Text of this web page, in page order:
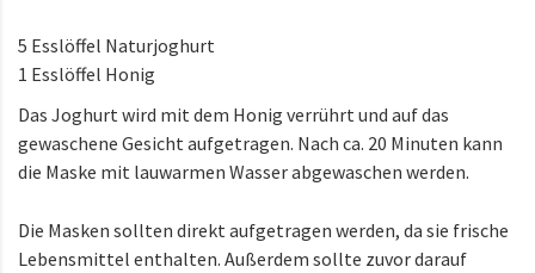
5 Esslöffel Naturjoghurt
1 Esslöffel Honig
Das Joghurt wird mit dem Honig verrührt und auf das
gewaschene Gesicht aufgetragen. Nach ca. 20 Minuten kann
die Maske mit lauwarmen Wasser abgewaschen werden.
Die Masken sollten direkt aufgetragen werden, da sie frische
Lebensmittel enthalten. Außerdem sollte zuvor darauf